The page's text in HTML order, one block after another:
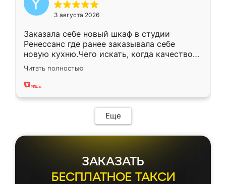
3 августа 2026
Заказала себе новый шкаф в студии
Ренессанс где ранее заказывала себе
новую кухню.Чего искать, когда качеством
вполне довольна. Служит кухня уже почти
два года, нареканий нет.
Читать полностью
Еще
ЗАКАЗАТЬ
БЕСПЛАТНОЕ ТАКСИ